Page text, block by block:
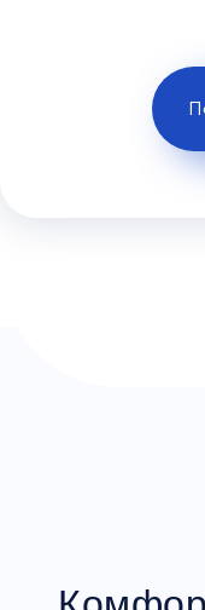
Телевизор
Климат